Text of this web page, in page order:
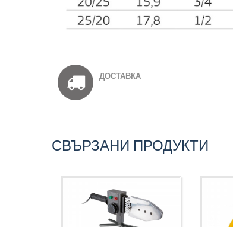
ДОСТАВКА
СВЪРЗАНИ ПРОДУКТИ